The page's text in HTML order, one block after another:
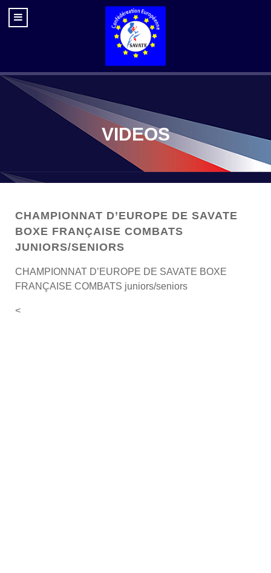
VIDEOS
CHAMPIONNAT D’EUROPE DE SAVATE
BOXE FRANÇAISE COMBATS
JUNIORS/SENIORS
CHAMPIONNAT D’EUROPE DE SAVATE BOXE
FRANÇAISE COMBATS juniors/seniors
<